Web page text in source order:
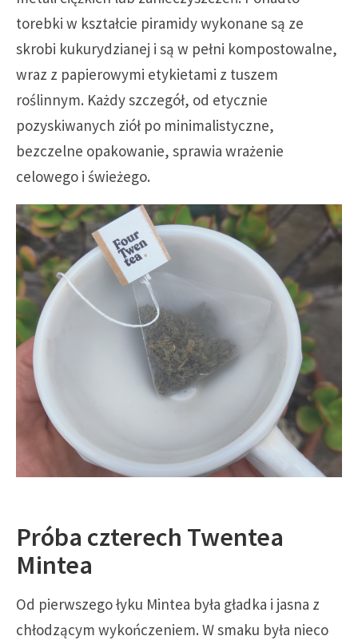
torebki w kształcie piramidy wykonane są ze
skrobi kukurydzianej i są w pełni kompostowalne,
wraz z papierowymi etykietami z tuszem
roślinnym. Każdy szczegół, od etycznie
pozyskiwanych ziół po minimalistyczne,
bezczelne opakowanie, sprawia wrażenie
celowego i świeżego.
Próba czterech Twentea
Mintea
Od pierwszego łyku Mintea była gładka i jasna z
chłodzącym wykończeniem. W smaku była nieco